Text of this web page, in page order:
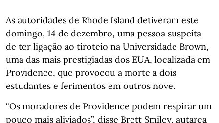
As autoridades de Rhode Island detiveram este
domingo, 14 de dezembro, uma pessoa suspeita
de ter ligação ao tiroteio na Universidade Brown,
uma das mais prestigiadas dos EUA, localizada em
Providence, que provocou a morte a dois
estudantes e ferimentos em outros nove.
“Os moradores de Providence podem respirar um
pouco mais aliviados”, disse Brett Smiley, autarca